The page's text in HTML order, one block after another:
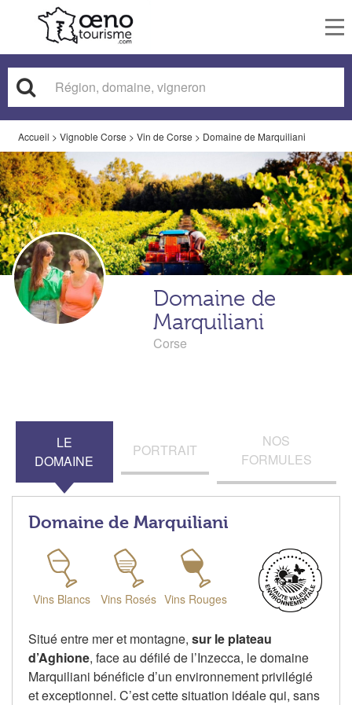
Accueil > Vignoble Corse > Vin de Corse > Domaine de Marquiliani
Domaine de
Marquiliani
Corse
LE
DOMAINE
PORTRAIT
NOS
FORMULES
Domaine de Marquiliani
Vins Blancs Vins Rosés Vins Rouges
Situé entre mer et montagne, sur le plateau
d’Aghione, face au défilé de l’Inzecca, le domaine
Marquiliani bénéficie d’un environnement privilégié
et exceptionnel. C’est cette situation idéale qui, sans